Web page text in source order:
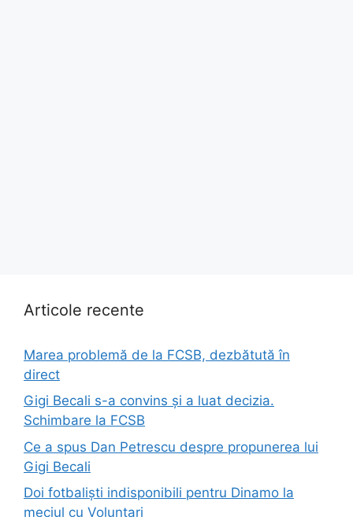
Articole recente
Marea problemă de la FCSB, dezbătută în
direct
Gigi Becali s-a convins și a luat decizia.
Schimbare la FCSB
Ce a spus Dan Petrescu despre propunerea lui
Gigi Becali
Doi fotbaliști indisponibili pentru Dinamo la
meciul cu Voluntari